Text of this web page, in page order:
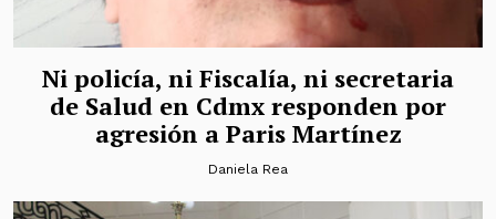
Ni policía, ni Fiscalía, ni secretaria
de Salud en Cdmx responden por
agresión a Paris Martínez
Daniela Rea